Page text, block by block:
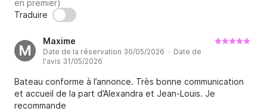
Accès et parking
Capitainerie.
Parkings à proximité :
Parking Indigo Vieux-Port La Criée (6 min à pied)
Parking Q-Park Pharo (8 min à pied)
en premier)
Traduire
M
Maxime
Date de la réservation 30/05/2026 · Date de
l'avis 31/05/2026
Bateau conforme à l’annonce. Très bonne communication
et accueil de la part d’Alexandra et Jean-Louis. Je
recommande